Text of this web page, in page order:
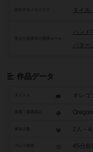
頻出するメカニクス タイル
ハンド
パター
作品データ
タイトル オレゴ
Oregon
参加人数 2人～4
45分前